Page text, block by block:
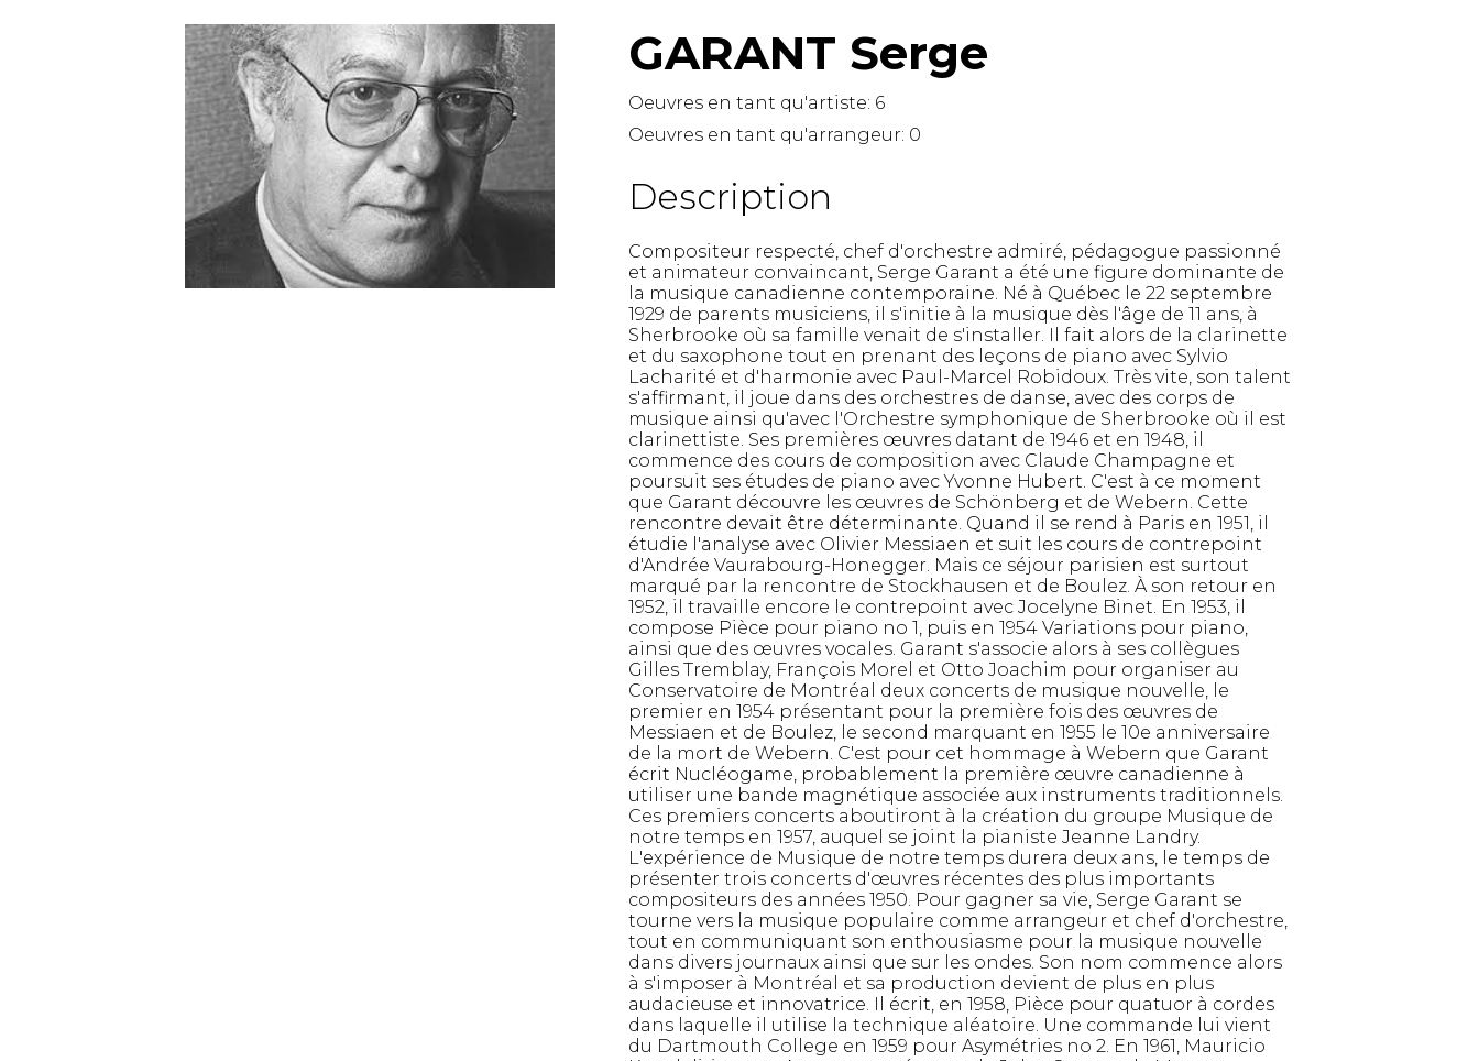
AUTRES PRODUITS
Luth
Mandoline
Orgue
Piano
Trombone
Tuba
Ukulélé
Violon
Violoncelle
Voix
GARANT Serge
Oeuvres en tant qu'artiste: 6
Oeuvres en tant qu'arrangeur: 0
Description
Compositeur respecté, chef d'orchestre admiré, pédagogue passionné
et animateur convaincant, Serge Garant a été une figure dominante de
la musique canadienne contemporaine. Né à Québec le 22 septembre
1929 de parents musiciens, il s'initie à la musique dès l'âge de 11 ans, à
Sherbrooke où sa famille venait de s'installer. Il fait alors de la clarinette
et du saxophone tout en prenant des leçons de piano avec Sylvio
Lacharité et d'harmonie avec Paul-Marcel Robidoux. Très vite, son talent
s'affirmant, il joue dans des orchestres de danse, avec des corps de
musique ainsi qu'avec l'Orchestre symphonique de Sherbrooke où il est
clarinettiste. Ses premières œuvres datant de 1946 et en 1948, il
commence des cours de composition avec Claude Champagne et
poursuit ses études de piano avec Yvonne Hubert. C'est à ce moment
que Garant découvre les œuvres de Schönberg et de Webern. Cette
rencontre devait être déterminante. Quand il se rend à Paris en 1951, il
étudie l'analyse avec Olivier Messiaen et suit les cours de contrepoint
d'Andrée Vaurabourg-Honegger. Mais ce séjour parisien est surtout
marqué par la rencontre de Stockhausen et de Boulez. À son retour en
1952, il travaille encore le contrepoint avec Jocelyne Binet. En 1953, il
compose Pièce pour piano no 1, puis en 1954 Variations pour piano,
ainsi que des œuvres vocales. Garant s'associe alors à ses collègues
Gilles Tremblay, François Morel et Otto Joachim pour organiser au
Conservatoire de Montréal deux concerts de musique nouvelle, le
premier en 1954 présentant pour la première fois des œuvres de
Messiaen et de Boulez, le second marquant en 1955 le 10e anniversaire
de la mort de Webern. C'est pour cet hommage à Webern que Garant
écrit Nucléogame, probablement la première œuvre canadienne à
utiliser une bande magnétique associée aux instruments traditionnels.
Ces premiers concerts aboutiront à la création du groupe Musique de
notre temps en 1957, auquel se joint la pianiste Jeanne Landry.
L'expérience de Musique de notre temps durera deux ans, le temps de
présenter trois concerts d'œuvres récentes des plus importants
compositeurs des années 1950. Pour gagner sa vie, Serge Garant se
tourne vers la musique populaire comme arrangeur et chef d'orchestre,
tout en communiquant son enthousiasme pour la musique nouvelle
dans divers journaux ainsi que sur les ondes. Son nom commence alors
à s'imposer à Montréal et sa production devient de plus en plus
audacieuse et innovatrice. Il écrit, en 1958, Pièce pour quatuor à cordes
dans laquelle il utilise la technique aléatoire. Une commande lui vient
du Dartmouth College en 1959 pour Asymétries no 2. En 1961, Mauricio